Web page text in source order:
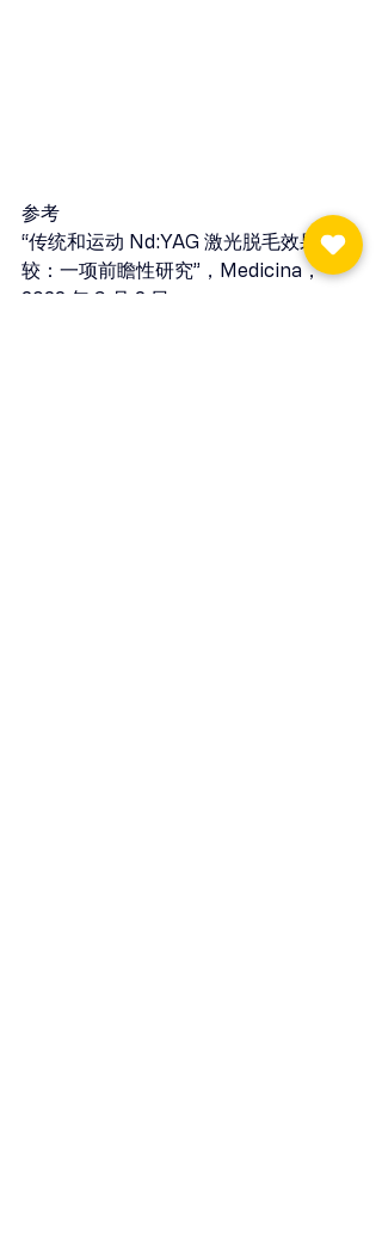
参考
“传统和运动 Nd:YAG 激光脱毛效果的比
较：一项前瞻性研究”，Medicina，
2022 年 9 月 2 日。